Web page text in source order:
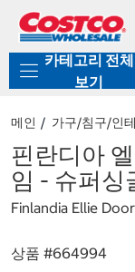
로
기
가
카테고리 전체
보기
메인 가구/침구/인
핀란디아
임 - 슈퍼싱
Finlandia Ellie
상품 #664994